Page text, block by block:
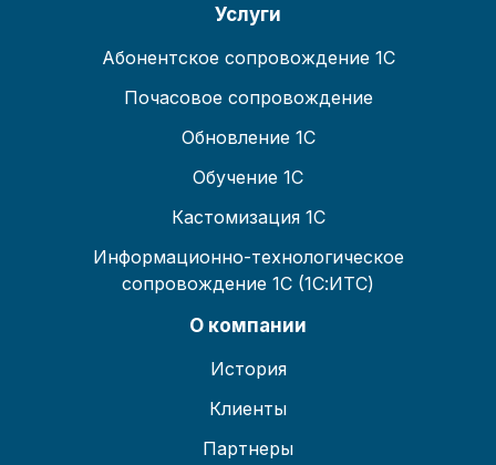
Услуги
Абонентское сопровождение 1С
Почасовое сопровождение
Обновление 1С
Обучение 1С
Кастомизация 1С
Информационно-технологическое
сопровождение 1С (1С:ИТС)
О компании
История
Клиенты
Партнеры